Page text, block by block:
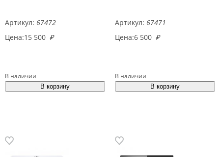
Артикул: 67472
Цена:15 500 ₽
В наличии
Артикул: 67471
Цена:6 500 ₽
В наличии